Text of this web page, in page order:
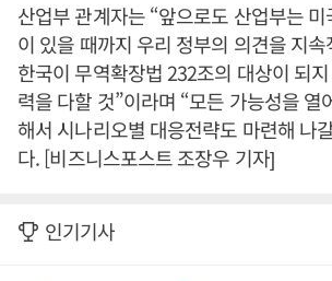
산업부 관계자는 “앞으로도 산업부는
이 있을 때까지 우리 정부의 의견을 지
한국이 무역확장법 232조의 대상이 되
력을 다할 것”이라며 “모든 가능성을 열
해서 시나리오별 대응전략도 마련해 나
다. [비즈니스포스트 조장우 기자]
인기기사